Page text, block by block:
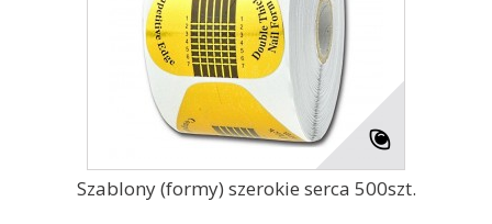
Szablony (formy) szerokie serca 500szt.